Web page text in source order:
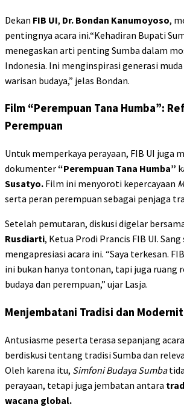
Dekan FIB UI, Dr. Bondan Kanumoyoso,
pentingnya acara ini.“Kehadiran Bupati
menegaskan arti penting Sumba dalam
Indonesia. Ini menginspirasi generasi
warisan budaya,” jelas Bondan.
Film “Perempuan Tana Humba”:
Perempuan
Untuk memperkaya perayaan, FIB UI juga
dokumenter“Perempuan Tana Humba”
Susatyo. Film ini menyoroti kepercayaan
serta peran perempuan sebagai penjaga
Setelah pemutaran, diskusi digelar
Rusdiarti, Ketua Prodi Prancis FIB UI.
mengapresiasi acara ini. “Saya terkesan.
ini bukan hanya tontonan, tapi juga ruang
budaya dan perempuan,” ujar Lasja.
Menjembatani Tradisi dan
Antusiasme peserta terasa sepanjang
berdiskusi tentang tradisi Sumba dan
Oleh karena itu, Simfoni Budaya Sumba
perayaan, tetapi juga jembatan antara
wacana global.